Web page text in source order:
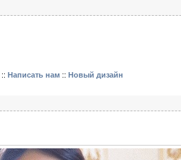
:: Написать нам :: Новый дизайн